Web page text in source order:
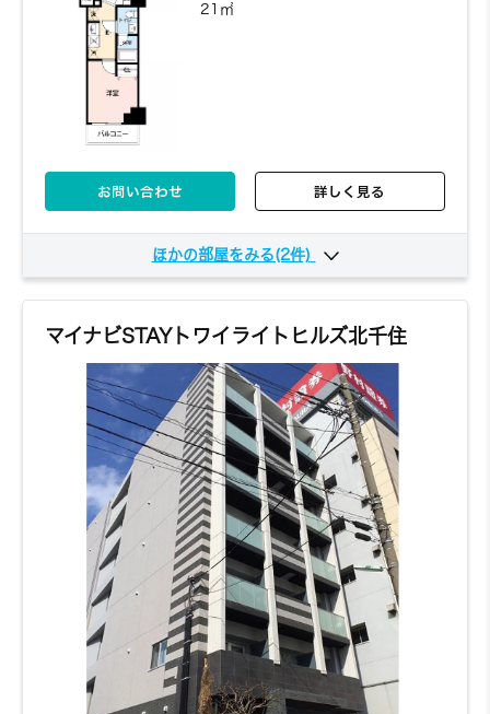
お問い合わせ
21㎡
お問い合わせ 詳しく見る
ほかの部屋をみる(2件)
お問い合わせ 詳しく見る
702 7階 5,480円～/日
1K
21㎡
マイナビSTAYトワイライトヒルズ北千住